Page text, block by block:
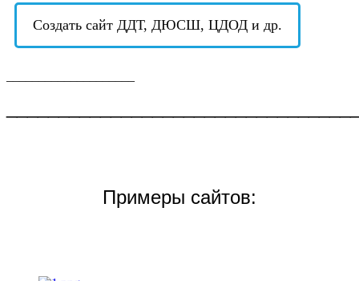
Создать сайт ДДТ, ДЮСШ, ЦДОД и др.
Примеры сайтов: